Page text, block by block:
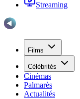
Streaming
Films
Célébrités
Cinémas
Palmarès
Actualités